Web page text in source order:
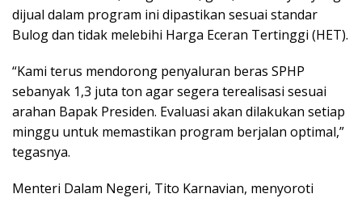
dijual dalam program ini dipastikan sesuai standar
Bulog dan tidak melebihi Harga Eceran Tertinggi (HET).
“Kami terus mendorong penyaluran beras SPHP
sebanyak 1,3 juta ton agar segera terealisasi sesuai
arahan Bapak Presiden. Evaluasi akan dilakukan setiap
minggu untuk memastikan program berjalan optimal,”
tegasnya.
Menteri Dalam Negeri, Tito Karnavian, menyoroti